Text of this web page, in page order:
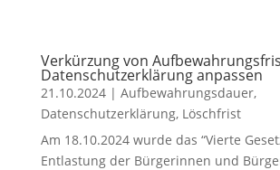
Verkürzung von
Datenschutzerklärung anpassen
21.10.2024| Aufbewahrungsdauer,
Datenschutzerklärung, Löschfrist
Am 18.10.2024 wurde das “Vierte
Entlastung der Bürgerinnen und